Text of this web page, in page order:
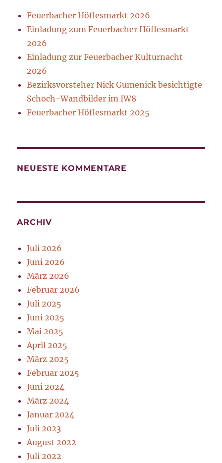
Feuerbacher Höflesmarkt 2026
Einladung zum Feuerbacher Höflesmarkt
2026
Einladung zur Feuerbacher Kulturnacht
2026
Bezirksvorsteher Nick Gumenick besichtigte
Schoch-Wandbilder im IW8
Feuerbacher Höflesmarkt 2025
NEUESTE KOMMENTARE
ARCHIV
Juli 2026
Juni 2026
März 2026
Februar 2026
Juli 2025
Juni 2025
Mai 2025
April 2025
März 2025
Februar 2025
Juni 2024
März 2024
Januar 2024
Juli 2023
August 2022
Juli 2022